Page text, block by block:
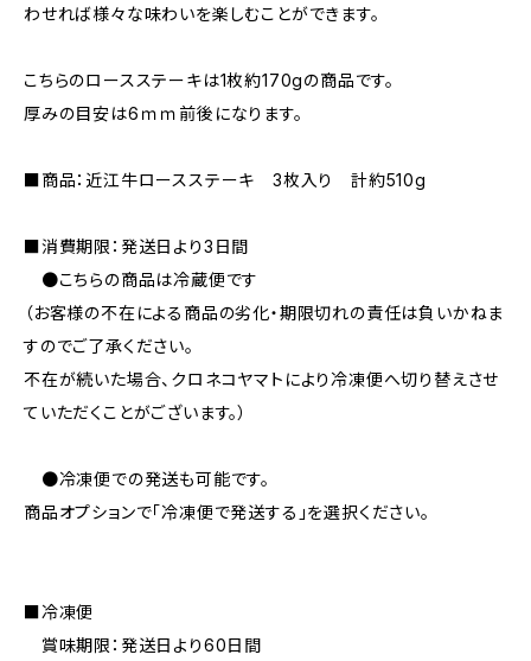
わせれば様々な味わいを楽しむことができます。
こちらのロースステーキは1枚約170gの商品です。
厚みの目安は6ｍｍ前後になります。
■商品：近江牛ロースステーキ 3枚入り 計約510g
■消費期限：発送日より3日間
●こちらの商品は冷蔵便です
（お客様の不在による商品の劣化・期限切れの責任は負いかねま
すのでご了承ください。
不在が続いた場合、クロネコヤマトにより冷凍便へ切り替えさせ
ていただくことがございます。）
●冷凍便での発送も可能です。
商品オプションで「冷凍便で発送する」を選択ください。
■冷凍便
賞味期限：発送日より60日間